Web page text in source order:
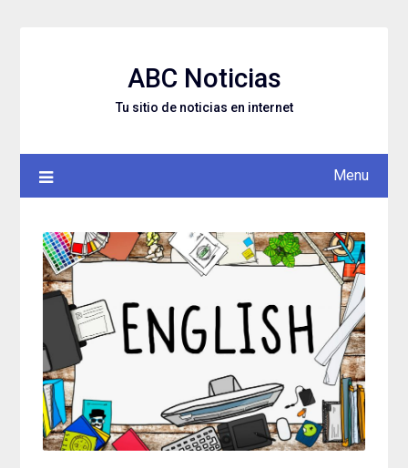
ABC Noticias
Tu sitio de noticias en internet
Menu